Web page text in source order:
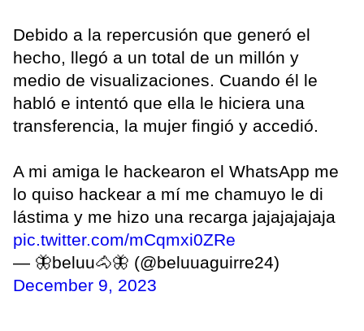
Debido a la repercusión que generó el
hecho, llegó a un total de un millón y
medio de visualizaciones. Cuando él le
habló e intentó que ella le hiciera una
transferencia, la mujer fingió y accedió.
A mi amiga le hackearon el WhatsApp me
lo quiso hackear a mí me chamuyo le di
lástima y me hizo una recarga jajajajajaja
pic.twitter.com/mCqmxi0ZRe
— 🦋beluu🐴🦋 (@beluuaguirre24)
December 9, 2023